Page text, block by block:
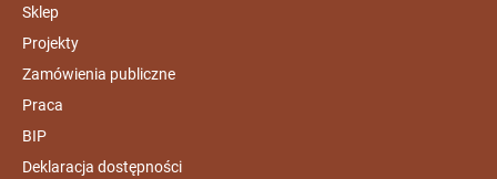
Sklep
Projekty
Zamówienia publiczne
Praca
BIP
Deklaracja dostępności